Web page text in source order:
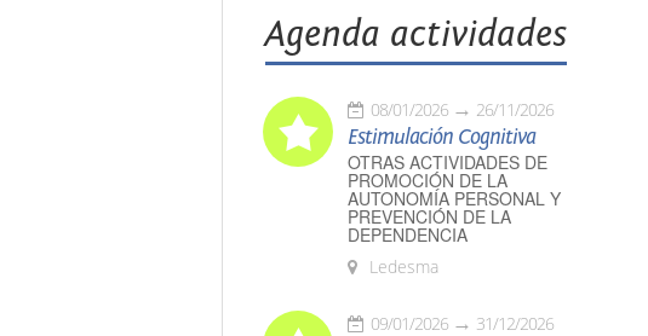
Agenda actividades
08/01/2026 26/11/2026
Estimulación Cognitiva
OTRAS ACTIVIDADES DE
PROMOCIÓN DE LA
AUTONOMÍA PERSONAL Y
PREVENCIÓN DE LA
DEPENDENCIA
Ledesma
09/01/2026 31/12/2026